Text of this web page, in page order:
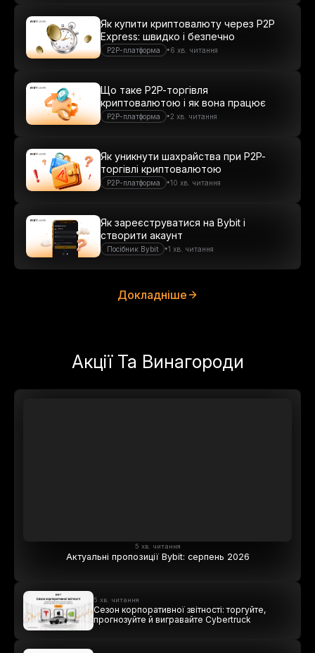
P2P-платформа •6 хв. читання
Як купити криптовалюту через P2P
Express: швидко і безпечно
P2P-платформа •2 хв. читання
Що таке P2P-торгівля
криптовалютою і як вона працює
P2P-платформа •10 хв. читання
Як уникнути шахрайства при P2P-
торгівлі криптовалютою
Посібник Bybit •1 хв. читання
Як зареєструватися на Bybit і
створити акаунт
Докладніше
Акції Та Винагороди
5 хв. читання
Актуальні пропозиції Bybit: серпень 2026
5 хв. читання
Сезон корпоративної звітності: торгуйте,
прогнозуйте й вигравайте Cybertruck